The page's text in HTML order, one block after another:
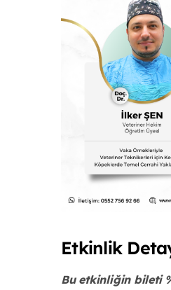
Etkinlik
Bu etkinliğin bileti